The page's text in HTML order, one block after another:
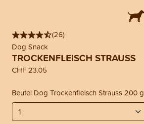
(26)
Dog Snack
TROCKENFLEISCH STRAUSS
CHF 23.05
Beutel Dog Trockenfleisch Strauss 200 g